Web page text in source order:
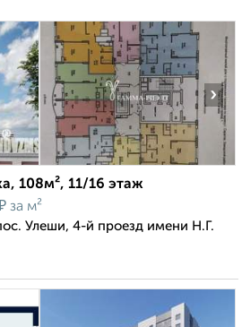
›
108м², 11/16 этаж
за м²
Улеши, 4-й проезд имени Н.Г.